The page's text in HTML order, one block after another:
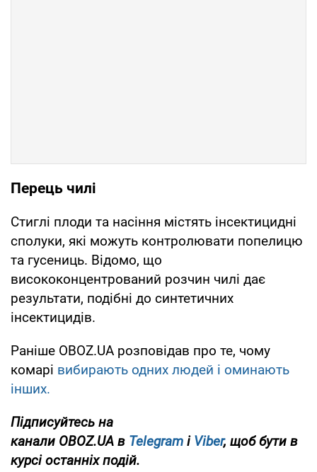
Перець чилі
Стиглі плоди та насіння містять інсектицидні
сполуки, які можуть контролювати попелицю
та гусениць. Відомо, що
висококонцентрований розчин чилі дає
результати, подібні до синтетичних
інсектицидів.
Раніше OBOZ.UA розповідав про те, чому
комарі вибирають одних людей і оминають
інших.
Підписуйтесь на
канали OBOZ.UA в Telegram і Viber, щоб бути в
курсі останніх подій.